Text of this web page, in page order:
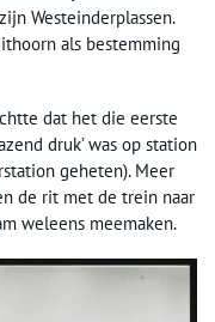
Westeinderplassen.
als bestemming
dat het die eerste
druk’ was op station
geheten). Meer
de rit met de trein naar
weleens meemaken.